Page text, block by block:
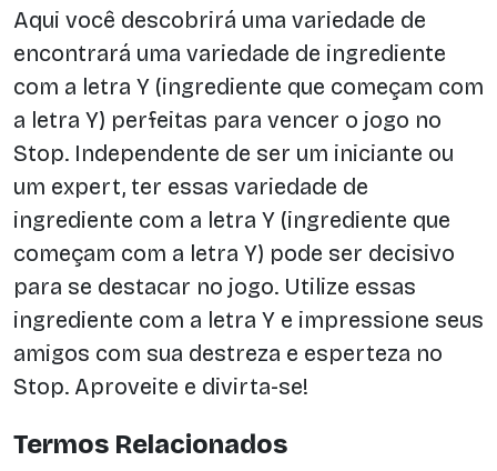
Aqui você descobrirá uma variedade de
encontrará uma variedade de ingrediente
com a letra Y (ingrediente que começam com
a letra Y) perfeitas para vencer o jogo no
Stop. Independente de ser um iniciante ou
um expert, ter essas variedade de
ingrediente com a letra Y (ingrediente que
começam com a letra Y) pode ser decisivo
para se destacar no jogo. Utilize essas
ingrediente com a letra Y e impressione seus
amigos com sua destreza e esperteza no
Stop. Aproveite e divirta-se!
Termos Relacionados